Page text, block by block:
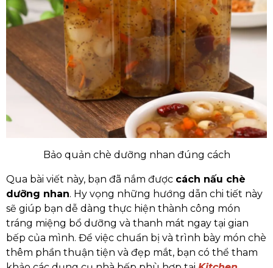
Bảo quản chè dưỡng nhan đúng cách
Qua bài viết này, bạn đã nắm được cách nấu chè
dưỡng nhan. Hy vọng những hướng dẫn chi tiết này
sẽ giúp bạn dễ dàng thực hiện thành công món
tráng miệng bổ dưỡng và thanh mát ngay tại gian
bếp của mình. Để việc chuẩn bị và trình bày món chè
thêm phần thuận tiện và đẹp mắt, bạn có thể tham